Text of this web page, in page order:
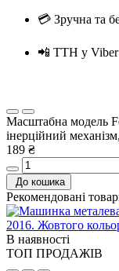
💳 Зручна та
📲 ТТН у Viber
Масштабна модель
інерційний
189 ₴
До кошика
Рекомендовані
В наявності
ТОП ПРОДАЖІВ